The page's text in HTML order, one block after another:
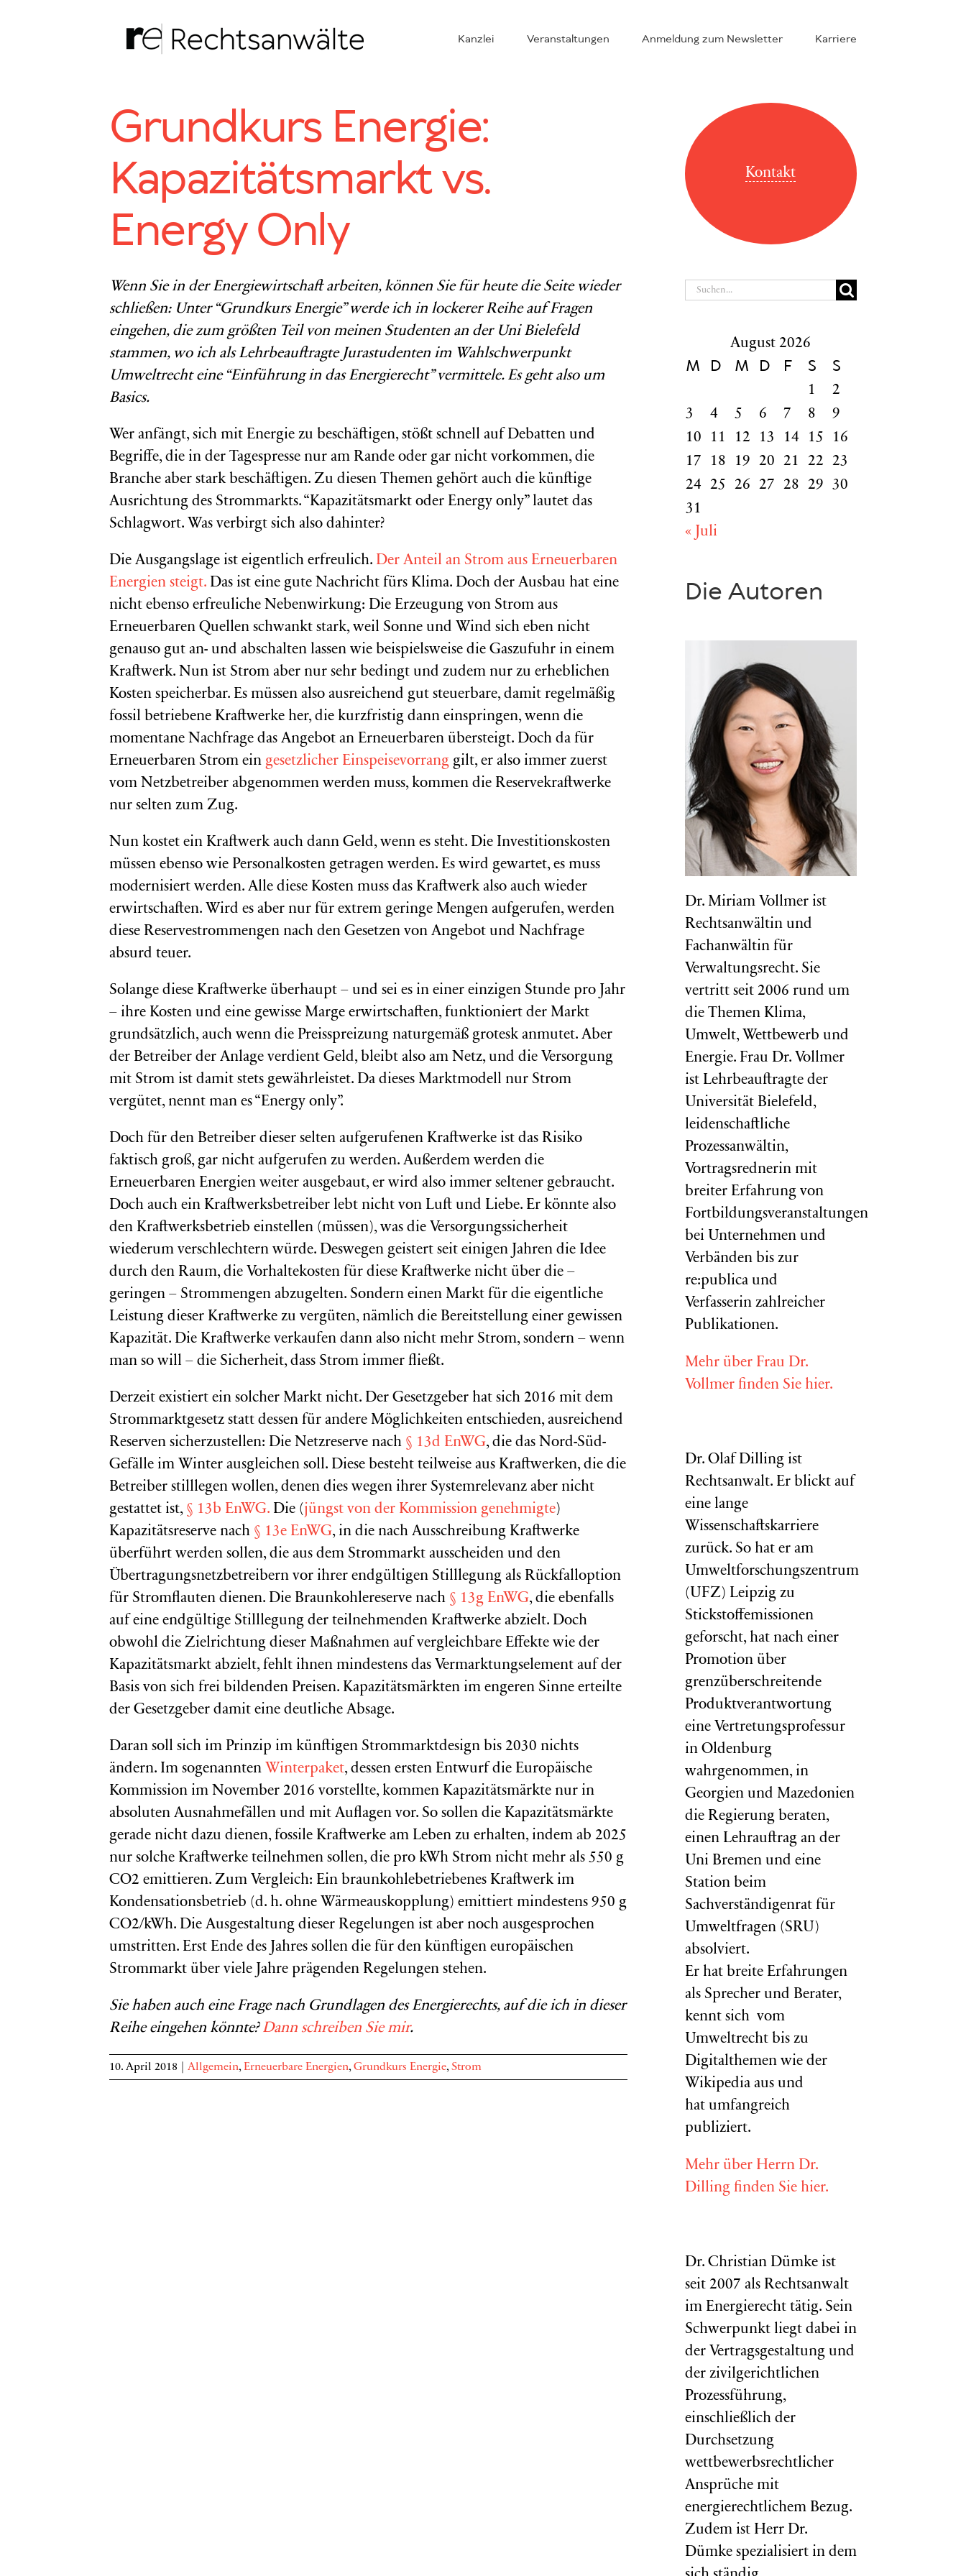
Kanzlei Veranstaltungen Anmeldung zum Newsletter Karriere
Grundkurs Energie:
Kapazitätsmarkt vs.
Energy Only
Wenn Sie in der Energiewirtschaft arbeiten, können Sie für heute die Seite wieder
schließen: Unter “Grundkurs Energie” werde ich in lockerer Reihe auf Fragen
eingehen, die zum größten Teil von meinen Studenten an der Uni Bielefeld
stammen, wo ich als Lehrbeauftragte Jurastudenten im Wahlschwerpunkt
Umweltrecht eine “Einführung in das Energierecht” vermittele. Es geht also um
Basics.
Wer anfängt, sich mit Energie zu beschäftigen, stößt schnell auf Debatten und
Begriffe, die in der Tagespresse nur am Rande oder gar nicht vorkommen, die
Branche aber stark beschäftigen. Zu diesen Themen gehört auch die künftige
Ausrichtung des Strommarkts. “Kapazitätsmarkt oder Energy only” lautet das
Schlagwort. Was verbirgt sich also dahinter?
Die Ausgangslage ist eigentlich erfreulich. Der Anteil an Strom aus Erneuerbaren
Energien steigt. Das ist eine gute Nachricht fürs Klima. Doch der Ausbau hat eine
nicht ebenso erfreuliche Nebenwirkung: Die Erzeugung von Strom aus
Erneuerbaren Quellen schwankt stark, weil Sonne und Wind sich eben nicht
genauso gut an- und abschalten lassen wie beispielsweise die Gaszufuhr in einem
Kraftwerk. Nun ist Strom aber nur sehr bedingt und zudem nur zu erheblichen
Kosten speicherbar. Es müssen also ausreichend gut steuerbare, damit regelmäßig
fossil betriebene Kraftwerke her, die kurzfristig dann einspringen, wenn die
momentane Nachfrage das Angebot an Erneuerbaren übersteigt. Doch da für
Erneuerbaren Strom ein gesetzlicher Einspeisevorrang gilt, er also immer zuerst
vom Netzbetreiber abgenommen werden muss, kommen die Reservekraftwerke
nur selten zum Zug.
Nun kostet ein Kraftwerk auch dann Geld, wenn es steht. Die Investitionskosten
müssen ebenso wie Personalkosten getragen werden. Es wird gewartet, es muss
modernisiert werden. Alle diese Kosten muss das Kraftwerk also auch wieder
erwirtschaften. Wird es aber nur für extrem geringe Mengen aufgerufen, werden
diese Reservestrommengen nach den Gesetzen von Angebot und Nachfrage
absurd teuer.
Solange diese Kraftwerke überhaupt – und sei es in einer einzigen Stunde pro Jahr
– ihre Kosten und eine gewisse Marge erwirtschaften, funktioniert der Markt
grundsätzlich, auch wenn die Preisspreizung naturgemäß grotesk anmutet. Aber
der Betreiber der Anlage verdient Geld, bleibt also am Netz, und die Versorgung
mit Strom ist damit stets gewährleistet. Da dieses Marktmodell nur Strom
vergütet, nennt man es “Energy only”.
Doch für den Betreiber dieser selten aufgerufenen Kraftwerke ist das Risiko
faktisch groß, gar nicht aufgerufen zu werden. Außerdem werden die
Erneuerbaren Energien weiter ausgebaut, er wird also immer seltener gebraucht.
Doch auch ein Kraftwerksbetreiber lebt nicht von Luft und Liebe. Er könnte also
den Kraftwerksbetrieb einstellen (müssen), was die Versorgungssicherheit
wiederum verschlechtern würde. Deswegen geistert seit einigen Jahren die Idee
durch den Raum, die Vorhaltekosten für diese Kraftwerke nicht über die –
geringen – Strommengen abzugelten. Sondern einen Markt für die eigentliche
Leistung dieser Kraftwerke zu vergüten, nämlich die Bereitstellung einer gewissen
Kapazität. Die Kraftwerke verkaufen dann also nicht mehr Strom, sondern – wenn
man so will – die Sicherheit, dass Strom immer fließt.
Derzeit existiert ein solcher Markt nicht. Der Gesetzgeber hat sich 2016 mit dem
Strommarktgesetz statt dessen für andere Möglichkeiten entschieden, ausreichend
Reserven sicherzustellen: Die Netzreserve nach § 13d EnWG, die das Nord-Süd-
Gefälle im Winter ausgleichen soll. Diese besteht teilweise aus Kraftwerken, die die
Betreiber stilllegen wollen, denen dies wegen ihrer Systemrelevanz aber nicht
gestattet ist, § 13b EnWG. Die (jüngst von der Kommission genehmigte)
Kapazitätsreserve nach § 13e EnWG, in die nach Ausschreibung Kraftwerke
überführt werden sollen, die aus dem Strommarkt ausscheiden und den
Übertragungsnetzbetreibern vor ihrer endgültigen Stilllegung als Rückfalloption
für Stromflauten dienen. Die Braunkohlereserve nach § 13g EnWG, die ebenfalls
auf eine endgültige Stilllegung der teilnehmenden Kraftwerke abzielt. Doch
obwohl die Zielrichtung dieser Maßnahmen auf vergleichbare Effekte wie der
Kapazitätsmarkt abzielt, fehlt ihnen mindestens das Vermarktungselement auf der
Basis von sich frei bildenden Preisen. Kapazitätsmärkten im engeren Sinne erteilte
der Gesetzgeber damit eine deutliche Absage.
Daran soll sich im Prinzip im künftigen Strommarktdesign bis 2030 nichts
ändern. Im sogenannten Winterpaket, dessen ersten Entwurf die Europäische
Kommission im November 2016 vorstellte, kommen Kapazitätsmärkte nur in
absoluten Ausnahmefällen und mit Auflagen vor. So sollen die Kapazitätsmärkte
gerade nicht dazu dienen, fossile Kraftwerke am Leben zu erhalten, indem ab 2025
nur solche Kraftwerke teilnehmen sollen, die pro kWh Strom nicht mehr als 550 g
CO2 emittieren. Zum Vergleich: Ein braunkohlebetriebenes Kraftwerk im
Kondensationsbetrieb (d. h. ohne Wärmeauskopplung) emittiert mindestens 950 g
CO2/kWh. Die Ausgestaltung dieser Regelungen ist aber noch ausgesprochen
umstritten. Erst Ende des Jahres sollen die für den künftigen europäischen
Strommarkt über viele Jahre prägenden Regelungen stehen.
Sie haben auch eine Frage nach Grundlagen des Energierechts, auf die ich in dieser
Reihe eingehen könnte?Dann schreiben Sie mir.
10. April 2018 Allgemein, Erneuerbare Energien, Grundkurs Energie, Strom
Kontakt
Suche
August 2026
M D M D F S S
1
2
3
4 5 6 7 8
9
10
11 12 13 14 15
16
17
18 19 20 21 22
23
24
25 26 27 28 29
30
31
« Juli
Die Autoren
Dr. Miriam Vollmer ist
Rechtsanwältin und
Fachanwältin für
Verwaltungsrecht. Sie
vertritt seit 2006 rund um
die Themen Klima,
Umwelt, Wettbewerb und
Energie. Frau Dr. Vollmer
ist Lehrbeauftragte der
Universität Bielefeld,
leidenschaftliche
Prozessanwältin,
Vortragsrednerin mit
breiter Erfahrung von
Fortbildungsveranstaltungen
bei Unternehmen und
Verbänden bis zur
re:publica und
Verfasserin zahlreicher
Publikationen.
Mehr über Frau Dr.
Vollmer finden Sie hier.
Dr. Olaf Dilling ist
Rechtsanwalt. Er blickt auf
eine lange
Wissenschaftskarriere
zurück. So hat er am
Umweltforschungszentrum
(UFZ) Leipzig zu
Stickstoffemissionen
geforscht, hat nach einer
Promotion über
grenzüberschreitende
Produktverantwortung
eine Vertretungsprofessur
in Oldenburg
wahrgenommen, in
Georgien und Mazedonien
die Regierung beraten,
einen Lehrauftrag an der
Uni Bremen und eine
Station beim
Sachverständigenrat für
Umweltfragen (SRU )
absolviert.
Er hat breite Erfahrungen
als Sprecher und Berater,
kennt sich vom
Umweltrecht bis zu
Digitalthemen wie der
Wikipedia aus und
hat umfangreich
publiziert.
Mehr über Herrn Dr.
Dilling finden Sie hier.
Dr. Christian Dümke ist
seit 2007 als Rechtsanwalt
im Energierecht tätig. Sein
Schwerpunkt liegt dabei in
der Vertragsgestaltung und
der zivilgerichtlichen
Prozessführung,
einschließlich der
Durchsetzung
wettbewerbsrechtlicher
Ansprüche mit
energierechtlichem Bezug.
Zudem ist Herr Dr.
Dümke spezialisiert in dem